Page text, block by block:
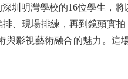
明灣學校的16位學生，將
、現場排練，再到鏡頭實
影視藝術融合的魅力。